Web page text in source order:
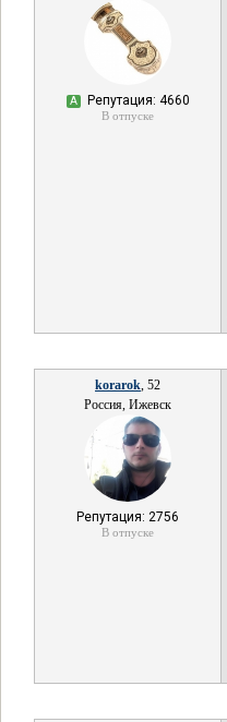
А Репутация: 4660
В отпуске
korarok, 52
Россия, Ижевск
Репутация: 2756
В отпуске